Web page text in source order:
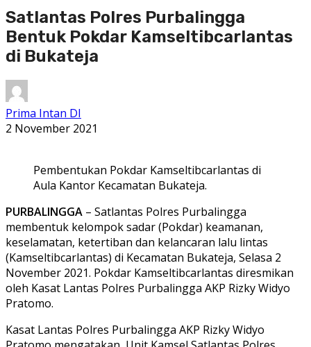
Satlantas Polres Purbalingga
Bentuk Pokdar Kamseltibcarlantas
di Bukateja
Prima Intan DI
2 November 2021
Pembentukan Pokdar Kamseltibcarlantas di
Aula Kantor Kecamatan Bukateja.
PURBALINGGA – Satlantas Polres Purbalingga
membentuk kelompok sadar (Pokdar) keamanan,
keselamatan, ketertiban dan kelancaran lalu lintas
(Kamseltibcarlantas) di Kecamatan Bukateja, Selasa 2
November 2021. Pokdar Kamseltibcarlantas diresmikan
oleh Kasat Lantas Polres Purbalingga AKP Rizky Widyo
Pratomo.
Kasat Lantas Polres Purbalingga AKP Rizky Widyo